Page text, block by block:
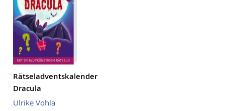
Rätseladventskalender
Dracula
Ulrike Vohla